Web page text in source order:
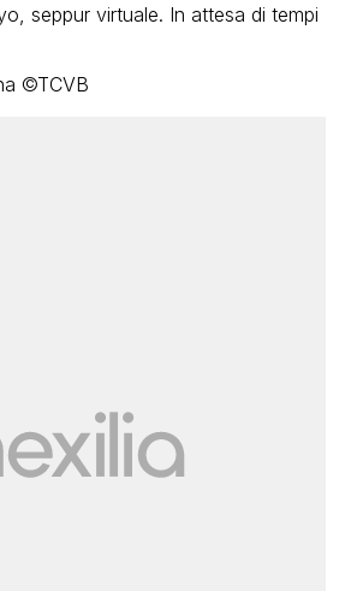
seppur virtuale. In attesa di tempi
©TCVB